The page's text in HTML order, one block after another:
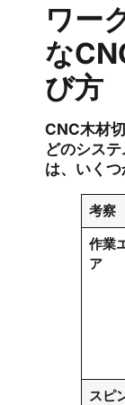
ワー
な
び方
CNC木材
どのシス
は、いく
考察
作業
ア
スピ